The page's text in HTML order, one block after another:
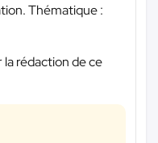
Thématique :
rédaction de ce